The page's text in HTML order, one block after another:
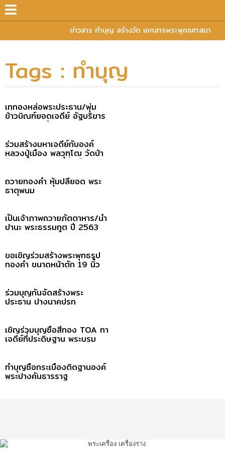
ข่าวสาร ทำบุญ สร้างวัด เอกสารพระพุทธศาสนา
Tags : ทำบุญ
เททองหล่อพระประธาน/พุ่ม
ข้าวบิณฑ์ยอดเจดีย์ อัฐบริขาร
หลวงปู่บุญเพ็ง เขมาภิรโต
ร่วมสร้างมหาเจดีย์กับองค์
หลวงปู่เมือง พลวุฑฺโฒ วัดป่า
มัชฌิมวาส จ กาฬสินธุ์
ถวายทองคำ หุ้มปลียอด พระ
ธาตุพนม
เป็นเจ้าภาพถวายภัตตาหาร/น้ำ
ปานะ พระธรรมทูต ปี 2563
ขอเชิญร่วมสร้างพระพุทธรูป
ทองคำ ขนาดหน้าตัก 19 นิ้ว
ร่วมบุญกันจัดสร้างพระ
ประธาน ปางนาคปรก
เชิญร่วมบุญซื้อสีทอง TOA ทา
เจดีย์ที่ประดิษฐาน พระบรม
ทำบุญซื้อกระเบื้องติดฐานองค์
พระปางคันธารราฐ